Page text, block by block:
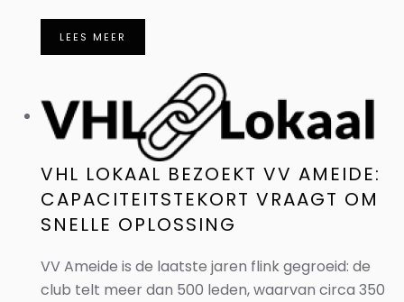
LEES MEER
VHL LOKAAL BEZOEKT VV AMEIDE:
CAPACITEITSTEKORT VRAAGT OM
SNELLE OPLOSSING
VV Ameide is de laatste jaren flink gegroeid: de
club telt meer dan 500 leden, waarvan circa 350